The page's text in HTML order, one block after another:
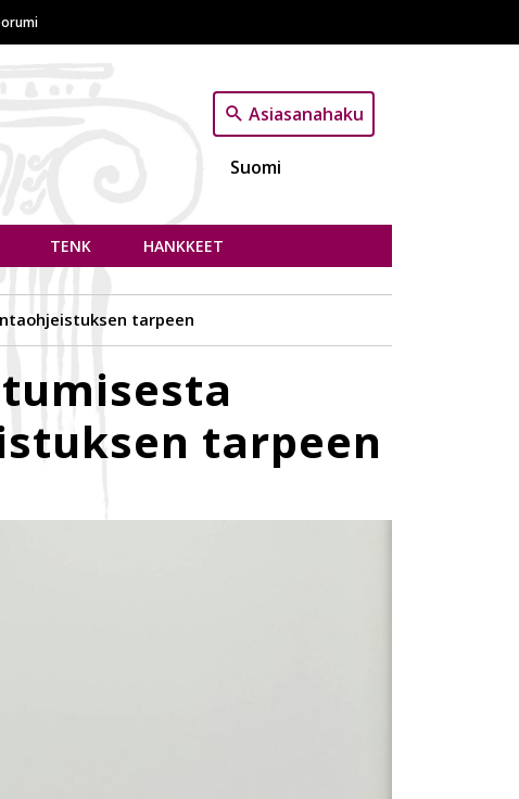
Asiasanahaku
Suomi
TENK HANKKEET
tarpeen
tarpeen